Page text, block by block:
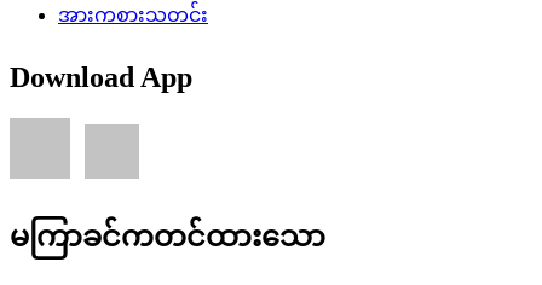
အားကစားသတင်း
Download App
မကြာခင်ကတင်ထားသော